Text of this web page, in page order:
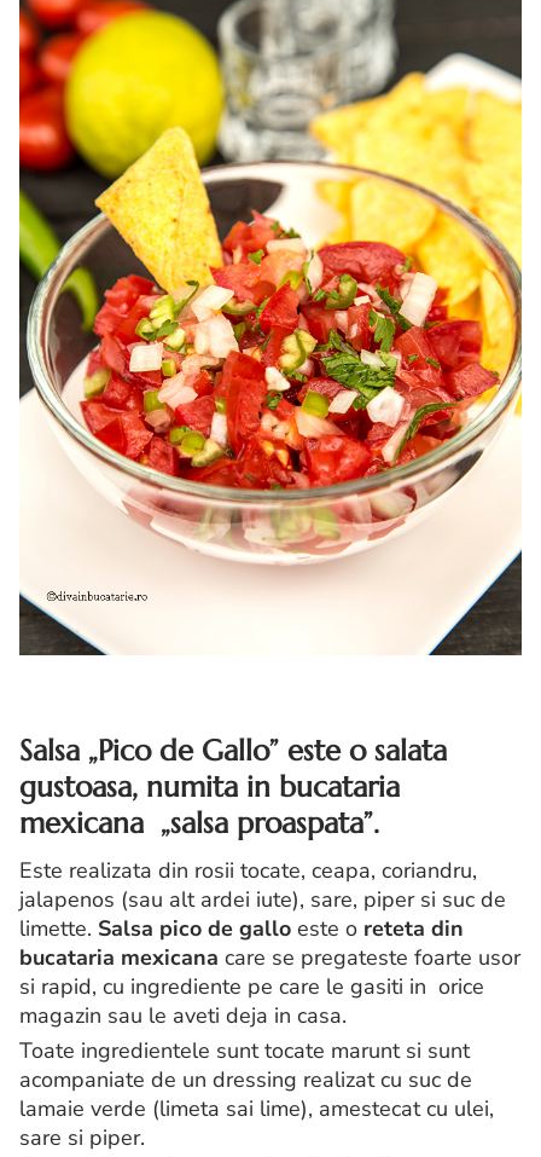
Salsa „Pico de Gallo” este o salata
gustoasa, numita in bucataria
mexicana „salsa proaspata”.
Este realizata din rosii tocate, ceapa, coriandru,
jalapenos (sau alt ardei iute), sare, piper si suc de
limette. Salsa pico de gallo este o reteta din
bucataria mexicana care se pregateste foarte usor
si rapid, cu ingrediente pe care le gasiti in orice
magazin sau le aveti deja in casa.
Toate ingredientele sunt tocate marunt si sunt
acompaniate de un dressing realizat cu suc de
lamaie verde (limeta sai lime), amestecat cu ulei,
sare si piper.